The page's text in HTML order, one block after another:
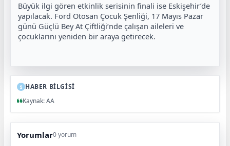
Büyük ilgi gören etkinlik serisinin finali ise Eskişehir’de
yapılacak. Ford Otosan Çocuk Şenliği, 17 Mayıs Pazar
günü Güçlü Bey At Çiftliği’nde çalışan aileleri ve
çocuklarını yeniden bir araya getirecek.
HABER BİLGİSİ
Kaynak: AA
Yorumlar0 yorum